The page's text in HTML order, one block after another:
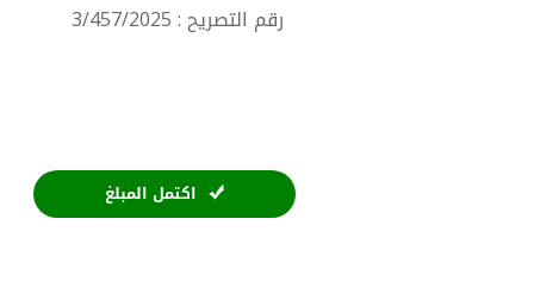
رقم التصريح : 3/457/2025
اكتمل المبلغ